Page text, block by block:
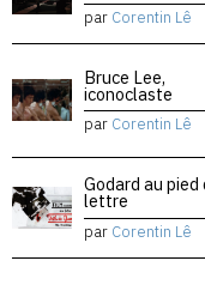
par Corentin Lê
Bruce Lee,
iconoclaste
par Corentin Lê
Godard au pied
lettre
par Corentin Lê